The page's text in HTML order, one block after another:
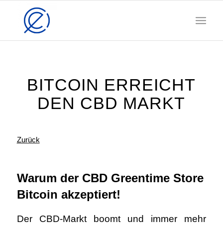
BITCOIN ERREICHT
DEN CBD MARKT
Zurück
Warum der CBD Greentime Store
Bitcoin akzeptiert!
Der CBD-Markt boomt und immer mehr